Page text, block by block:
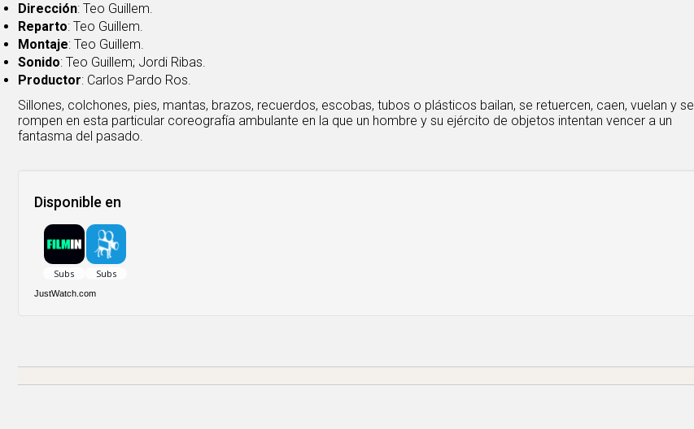
Dirección: Teo Guillem.
Reparto: Teo Guillem.
Montaje: Teo Guillem.
Sonido: Teo Guillem; Jordi Ribas.
Productor: Carlos Pardo Ros.
Sillones, colchones, pies, mantas, brazos, recuerdos, escobas, tubos o plásticos bailan, se retuercen, caen, vuelan y se
rompen en esta particular coreografía ambulante en la que un hombre y su ejército de objetos intentan vencer a un
fantasma del pasado.
Disponible en
JustWatch.com